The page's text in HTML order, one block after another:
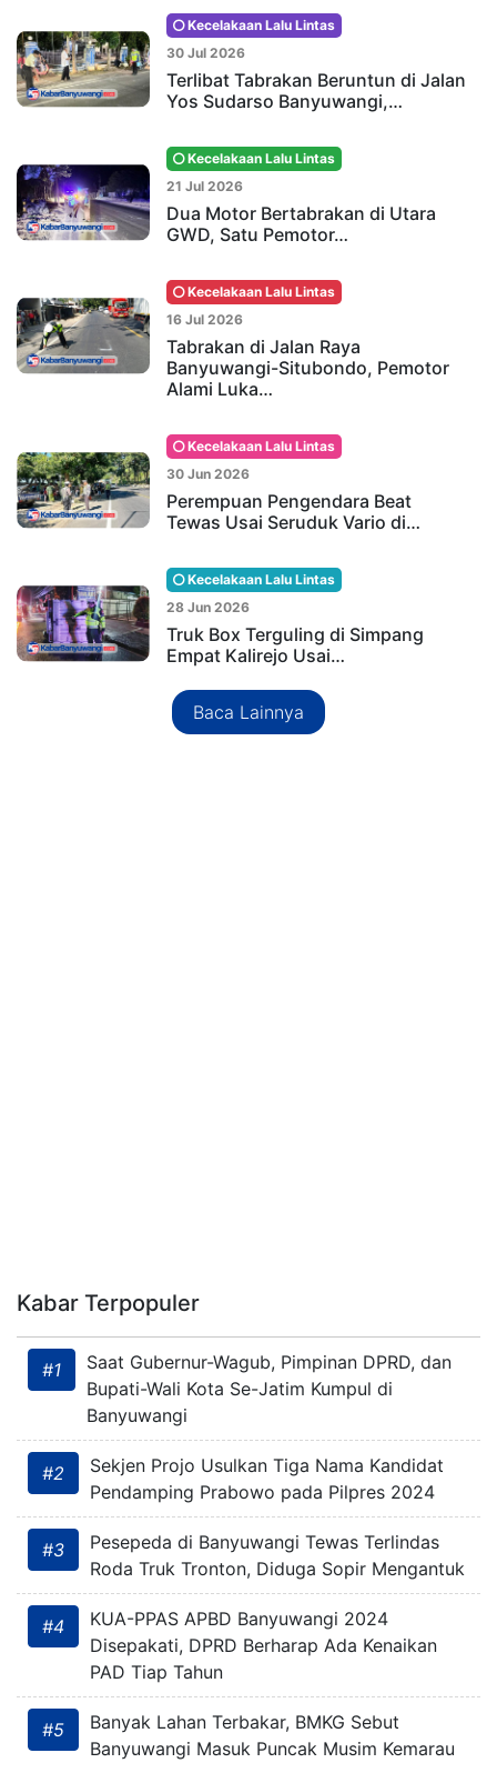
Kecelakaan Lalu Lintas
30 Jul 2026
Terlibat Tabrakan Beruntun di Jalan
Yos Sudarso Banyuwangi,…
Kecelakaan Lalu Lintas
21 Jul 2026
Dua Motor Bertabrakan di Utara
GWD, Satu Pemotor…
Kecelakaan Lalu Lintas
16 Jul 2026
Tabrakan di Jalan Raya
Banyuwangi-Situbondo, Pemotor
Alami Luka…
Kecelakaan Lalu Lintas
30 Jun 2026
Perempuan Pengendara Beat
Tewas Usai Seruduk Vario di…
Kecelakaan Lalu Lintas
28 Jun 2026
Truk Box Terguling di Simpang
Empat Kalirejo Usai…
Baca Lainnya
Kabar Terpopuler
#1
Saat Gubernur-Wagub, Pimpinan DPRD, dan
Bupati-Wali Kota Se-Jatim Kumpul di
Banyuwangi
#2
Sekjen Projo Usulkan Tiga Nama Kandidat
Pendamping Prabowo pada Pilpres 2024
#3
Pesepeda di Banyuwangi Tewas Terlindas
Roda Truk Tronton, Diduga Sopir Mengantuk
#4
KUA-PPAS APBD Banyuwangi 2024
Disepakati, DPRD Berharap Ada Kenaikan
PAD Tiap Tahun
#5
Banyak Lahan Terbakar, BMKG Sebut
Banyuwangi Masuk Puncak Musim Kemarau